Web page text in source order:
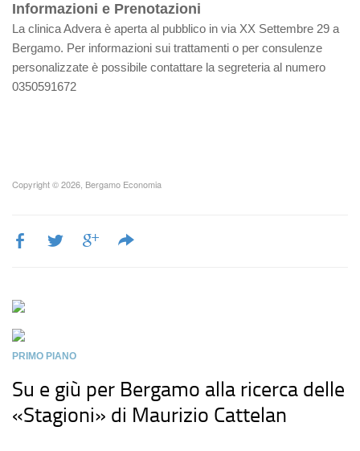
Informazioni e Prenotazioni
La clinica Advera è aperta al pubblico in via XX Settembre 29 a
Bergamo. Per informazioni sui trattamenti o per consulenze
personalizzate è possibile contattare la segreteria al numero
0350591672
Copyright © 2026, Bergamo Economia
PRIMO PIANO
Su e giù per Bergamo alla ricerca delle
«Stagioni» di Maurizio Cattelan